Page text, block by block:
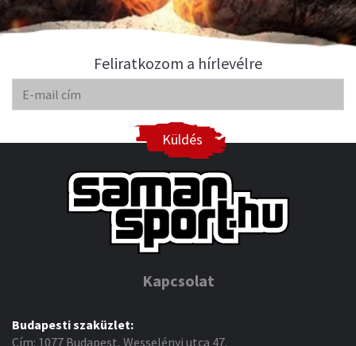
Feliratkozom a hírlevélre
Küldés
Kapcsolat
Budapesti szaküzlet:
Cím: 1077 Budapest, Wesselényi utca 47.